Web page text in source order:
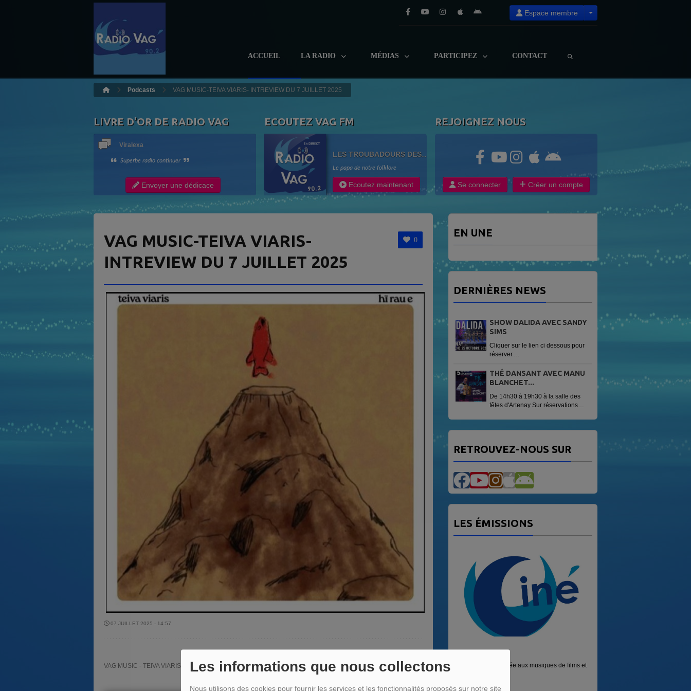
Les informations que nous collectons
Nous utilisons des cookies pour fournir les services et les fonctionnalités proposés sur notre site
Espace membre
ACCUEIL LA RADIO MÉDIAS PARTICIPEZ CONTACT
Podcasts VAG MUSIC-TEIVA VIARIS- INTREVIEW DU 7 JUILLET 2025
LIVRE D'OR DE RADIO VAG
Viralexa
Superbe radio continuer
Envoyer une dédicace
ECOUTEZ VAG FM
LES TROUBADOURS DES
BRUYÈRES
Le papa de notre folklore
Ecoutez maintenant
REJOIGNEZ NOUS
Se connecter Créer un compte
0
VAG MUSIC-TEIVA VIARIS-
INTREVIEW DU 7 JUILLET 2025
07 JUILLET 2025 - 14:57
VAG MUSIC - TEIVA VIARIS - INTERVIEW DU 7 JUILLET 2025
EN UNE
DERNIÈRES NEWS
SHOW DALIDA AVEC SANDY
SIMS
Cliquer sur le lien ci dessous pour
réserver.
vag/evenements/sandy-sims-
show-dalida
THÉ DANSANT AVEC MANU
BLANCHET...
De 14h30 à 19h30 à la salle des
fêtes d'Artenay Sur réservations
RETROUVEZ-NOUS SUR
LES ÉMISSIONS
L'émission consacrée aux musiques de films et